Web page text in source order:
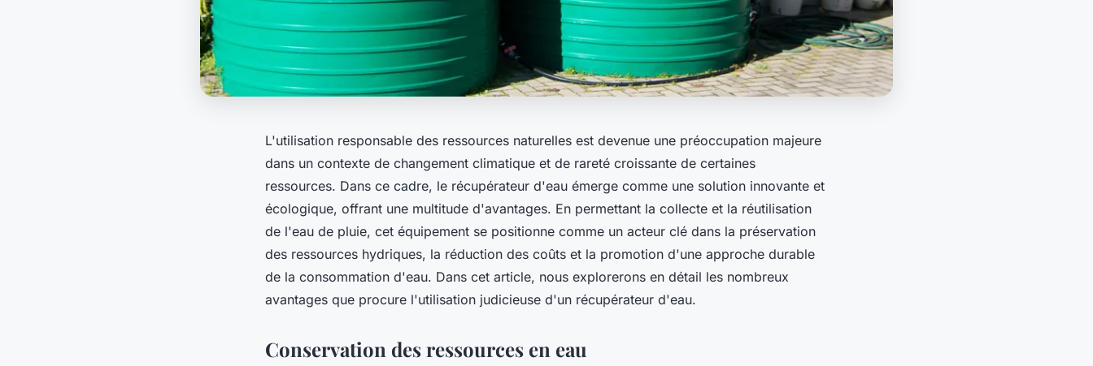
L'utilisation responsable des ressources naturelles est devenue une préoccupation majeure
dans un contexte de changement climatique et de rareté croissante de certaines
ressources. Dans ce cadre, le récupérateur d'eau émerge comme une solution innovante et
écologique, offrant une multitude d'avantages. En permettant la collecte et la réutilisation
de l'eau de pluie, cet équipement se positionne comme un acteur clé dans la préservation
des ressources hydriques, la réduction des coûts et la promotion d'une approche durable
de la consommation d'eau. Dans cet article, nous explorerons en détail les nombreux
avantages que procure l'utilisation judicieuse d'un récupérateur d'eau.
Conservation des ressources en eau